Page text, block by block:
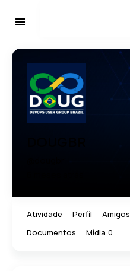
Atividade Perfil Amigos
Documentos
Mídia 0